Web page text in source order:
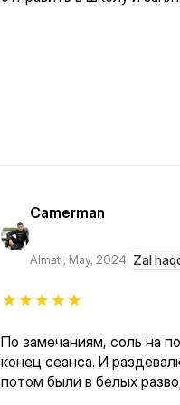
Camerman
Almatı, May, 2024 Zal
По замечаниям, соль на
конец сеанса. И
потом были в белых